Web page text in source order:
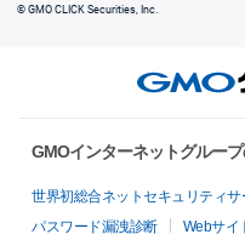
© GMO CLICK Securities, Inc.
GMOインターネットグルー
世界初総合ネットセキュリティサ
パスワード漏洩診断
Webサイ